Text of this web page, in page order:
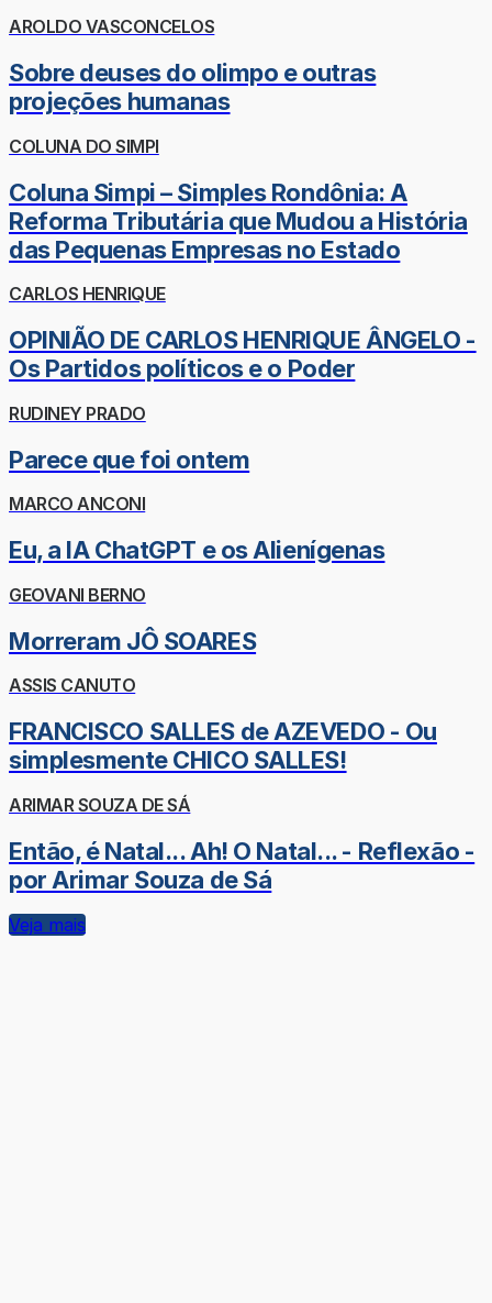
AROLDO VASCONCELOS
Sobre deuses do olimpo e outras
projeções humanas
COLUNA DO SIMPI
Coluna Simpi – Simples Rondônia: A
Reforma Tributária que Mudou a História
das Pequenas Empresas no Estado
CARLOS HENRIQUE
OPINIÃO DE CARLOS HENRIQUE ÂNGELO -
Os Partidos políticos e o Poder
RUDINEY PRADO
Parece que foi ontem
MARCO ANCONI
Eu, a IA ChatGPT e os Alienígenas
GEOVANI BERNO
Morreram JÔ SOARES
ASSIS CANUTO
FRANCISCO SALLES de AZEVEDO - Ou
simplesmente CHICO SALLES!
ARIMAR SOUZA DE SÁ
Então, é Natal... Ah! O Natal... - Reflexão -
por Arimar Souza de Sá
Veja mais